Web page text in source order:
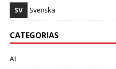
SV Svenska
CATEGORIAS
AI